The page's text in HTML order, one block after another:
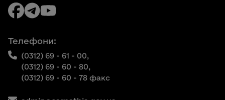
Телефони:
(0312) 69 - 61 - 00,
(0312) 69 - 60 - 80,
(0312) 69 - 60 - 78 факс